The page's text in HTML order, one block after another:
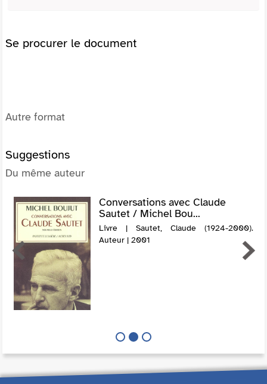
Se procurer le document
Autre format
Suggestions
Du même auteur
Conversations avec Claude
Sautet / Michel Bou...
Livre | Sautet, Claude (1924-2000).
Auteur | 2001